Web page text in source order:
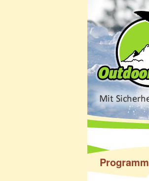
Programm